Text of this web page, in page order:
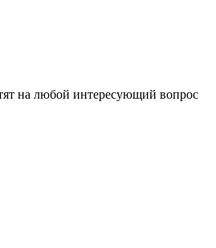
на любой интересующий вопрос